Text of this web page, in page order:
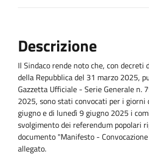
Descrizione
Il Sindaco rende noto che, con decreti
della Repubblica del 31 marzo 2025,
Gazzetta Ufficiale - Serie Generale n.
2025, sono stati convocati per i giorni
giugno e di lunedì 9 giugno 2025 i
svolgimento dei referendum popolari
documento "Manifesto -
allegato.